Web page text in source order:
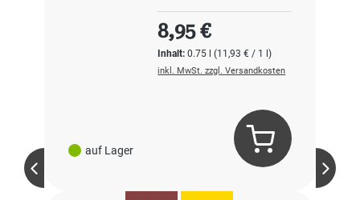
auf Lager
Inhalt:0.75 l(11,93 € / 1 l)
Regulärer Preis:
8,95 €
inkl. MwSt. zzgl. Versandkosten